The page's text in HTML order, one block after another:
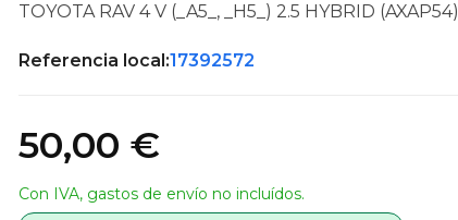
TOYOTA RAV 4 V (_A5_, _H5_) 2.5 HYBRID (AXAP54)
Referencia local:17392572
50,00 €
Con IVA, gastos de envío no incluídos.